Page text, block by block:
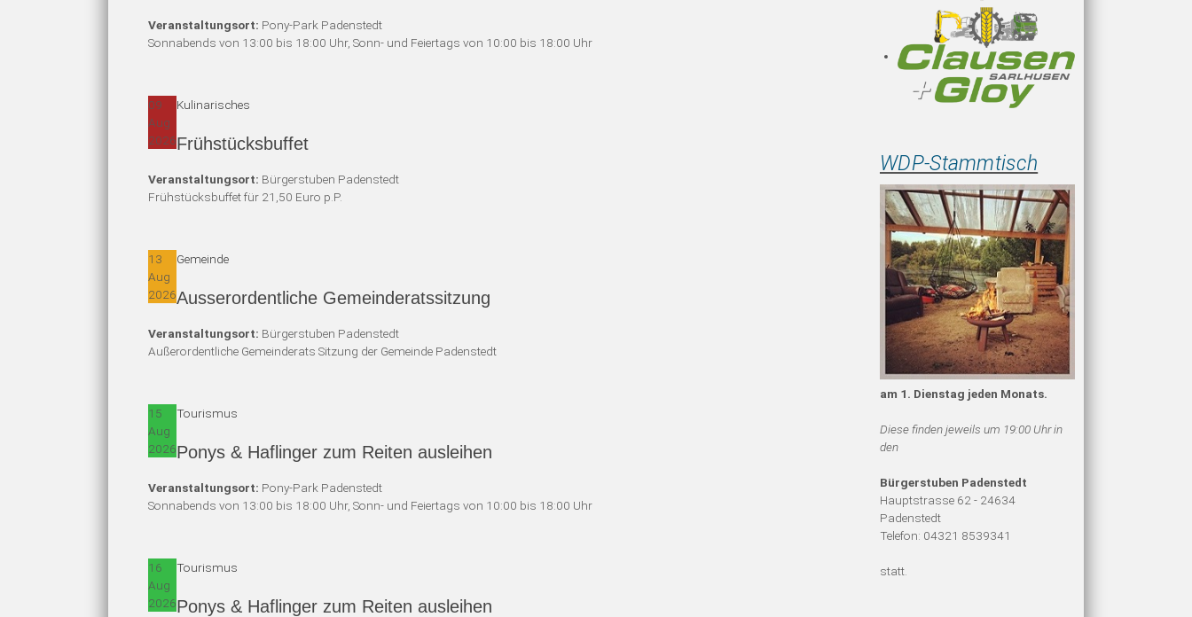
WDP-Stammtisch
am 1. Dienstag jeden Monats.
Diese finden jeweils um 19:00 Uhr in
den
Bürgerstuben Padenstedt
Hauptstrasse 62 - 24634
Padenstedt
Telefon: 04321 8539341
statt.
Veranstaltungsort: Pony-Park Padenstedt
Sonnabends von 13:00 bis 18:00 Uhr, Sonn- und Feiertags von 10:00 bis 18:00 Uhr
09
Aug
2026
Kulinarisches
Frühstücksbuffet
Veranstaltungsort: Bürgerstuben Padenstedt
Frühstücksbuffet für 21,50 Euro p.P.
13
Aug
2026
Gemeinde
Ausserordentliche Gemeinderatssitzung
Veranstaltungsort: Bürgerstuben Padenstedt
Außerordentliche Gemeinderats Sitzung der Gemeinde Padenstedt
15
Aug
2026
Tourismus
Ponys & Haflinger zum Reiten ausleihen
Veranstaltungsort: Pony-Park Padenstedt
Sonnabends von 13:00 bis 18:00 Uhr, Sonn- und Feiertags von 10:00 bis 18:00 Uhr
16
Aug
2026
Tourismus
Ponys & Haflinger zum Reiten ausleihen